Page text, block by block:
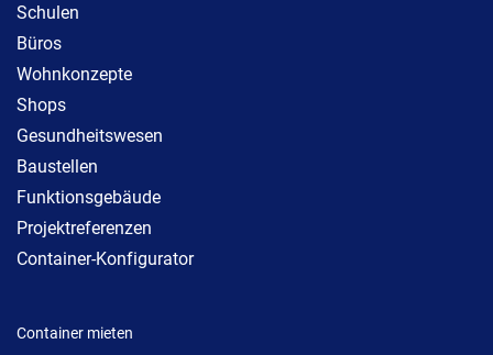
Schulen
Büros
Wohnkonzepte
Shops
Gesundheitswesen
Baustellen
Funktionsgebäude
Projektreferenzen
Container-Konfigurator
Container mieten